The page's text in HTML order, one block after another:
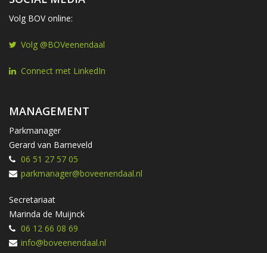
Volg BOV online:
Volg @BOVeenendaal
Connect met LinkedIn
MANAGEMENT
Parkmanager
Gerard van Barneveld
06 51 27 57 05
parkmanager@boveenendaal.nl
Secretariaat
Marinda de Muijnck
06 12 66 08 69
info@boveenendaal.nl